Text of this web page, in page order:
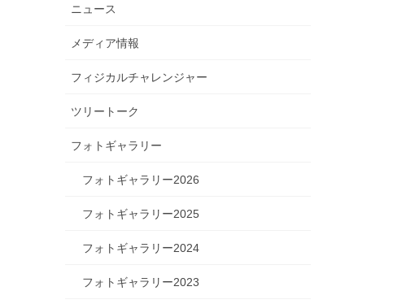
ニュース
メディア情報
フィジカルチャレンジャー
ツリートーク
フォトギャラリー
フォトギャラリー2026
フォトギャラリー2025
フォトギャラリー2024
フォトギャラリー2023